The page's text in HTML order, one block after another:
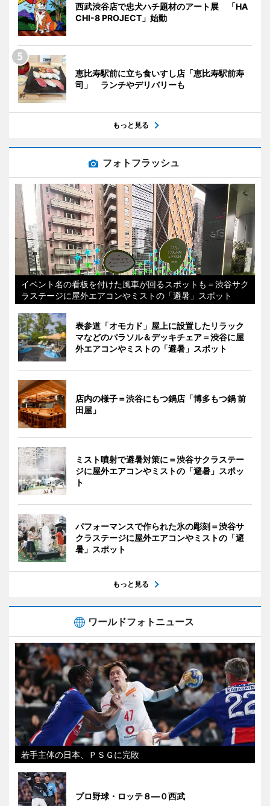
西武渋谷店で忠犬ハチ題材のアート展 「HA
CHI-8 PROJECT」始動
恵比寿駅前に立ち食いすし店「恵比寿駅前寿
司」 ランチやデリバリーも
もっと見る
フォトフラッシュ
イベント名の看板を付けた風車が回るスポットも＝渋谷サク
ラステージに屋外エアコンやミストの「避暑」スポット
表参道「オモカド」屋上に設置したリラック
マなどのパラソル＆デッキチェア＝渋谷に屋
外エアコンやミストの「避暑」スポット
店内の様子＝渋谷にもつ鍋店「博多もつ鍋 前
田屋」
ミスト噴射で避暑対策に＝渋谷サクラステー
ジに屋外エアコンやミストの「避暑」スポッ
ト
パフォーマンスで作られた氷の彫刻＝渋谷サ
クラステージに屋外エアコンやミストの「避
暑」スポット
もっと見る
ワールドフォトニュース
若手主体の日本、ＰＳＧに完敗
プロ野球・ロッテ８―０西武